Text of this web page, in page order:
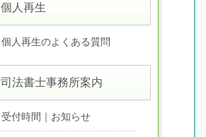
個人再生
個人再生のよくある質問
司法書士事務所案内
受付時間｜お知らせ